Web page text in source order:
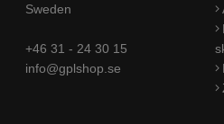
Sweden
+46 31 - 24 30 15
info@gplshop.se